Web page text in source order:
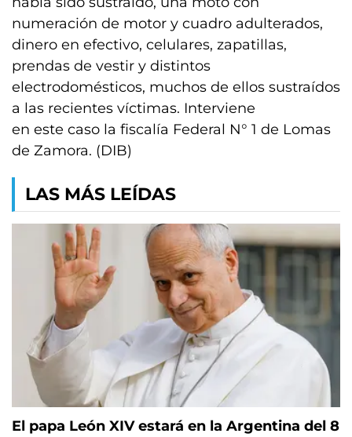
numeración de motor y cuadro adulterados,
dinero en efectivo, celulares, zapatillas,
prendas de vestir y distintos
electrodomésticos, muchos de ellos sustraídos
a las recientes víctimas. Interviene
en este caso la fiscalía Federal N° 1 de Lomas
de Zamora. (DIB)
LAS MÁS LEÍDAS
El papa León XIV estará en la Argentina del 8